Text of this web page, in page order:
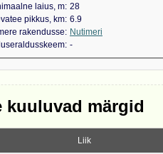
laius, m 28
pikkus, km 6.9
rakendusse
Nutimeri
-
kuuluvad märgid
Liik